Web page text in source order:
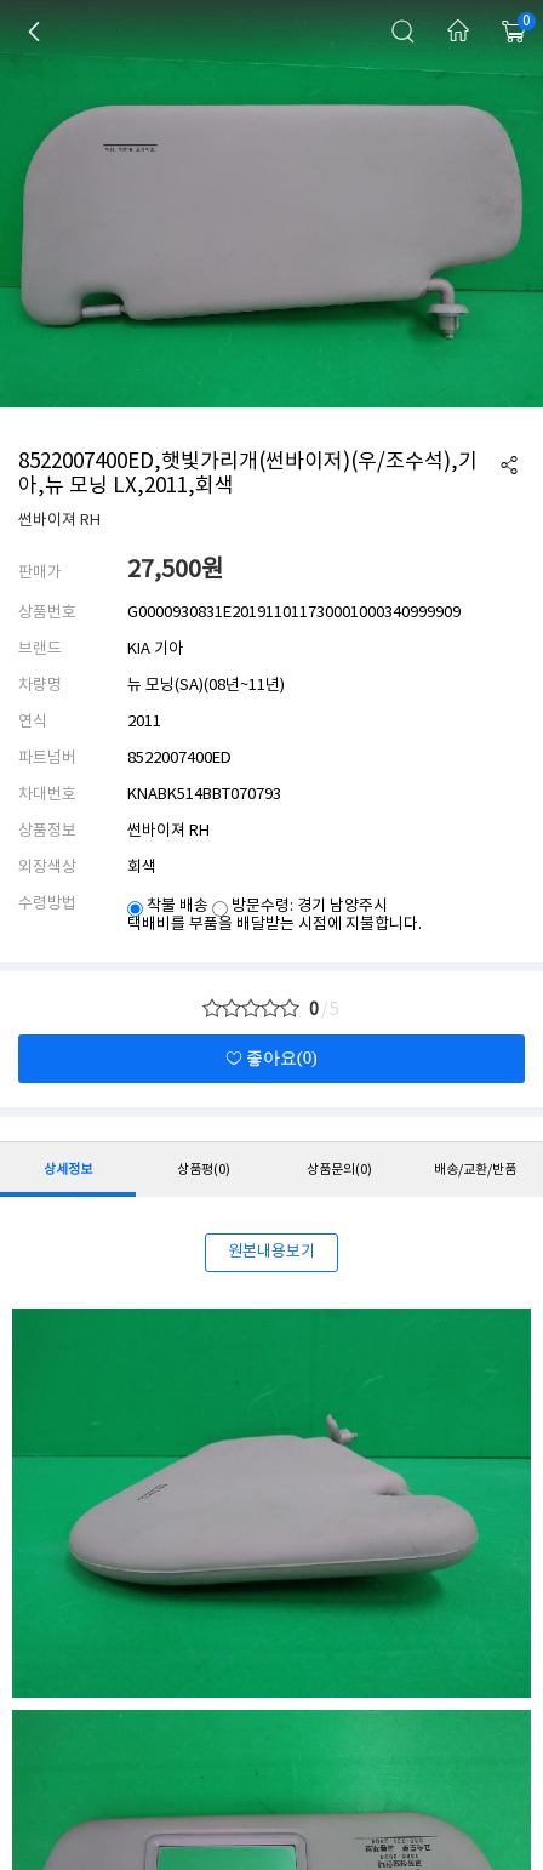
0
8522007400ED,햇빛가리개(썬바이저)(우/조수석),기
아,뉴 모닝 LX,2011,회색
썬바이져 RH
판매가 27,500원
상품번호
G0000930831E201911011730001000340999909
브랜드
KIA 기아
차량명
뉴 모닝(SA)(08년~11년)
연식
2011
파트넘버
8522007400ED
차대번호
KNABK514BBT070793
상품정보
썬바이져 RH
외장색상
회색
수령방법
착불 배송
방문수령: 경기 남양주시
택배비를 부품을 배달받는 시점에 지불합니다.
0/5
좋아요(0)
상세정보 상품평(0) 상품문의 (0) 배송/교환/반품
원본내용보기